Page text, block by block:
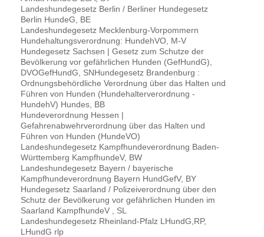
Landeshundegesetz Berlin / Berliner Hundegesetz
Berlin HundeG, BE
Landeshundegesetz Mecklenburg-Vorpommern
Hundehaltungsverordnung: HundehVO, M-V
Hundegesetz Sachsen | Gesetz zum Schutze der
Bevölkerung vor gefährlichen Hunden (GefHundG),
DVOGefHundG, SNHundegesetz Brandenburg :
Ordnungsbehördliche Verordnung über das Halten und
Führen von Hunden (Hundehalterverordnung -
HundehV) Hundes, BB
Hundeverordnung Hessen |
Gefahrenabwehrverordnung über das Halten und
Führen von Hunden (HundeVO)
Landeshundegesetz Kampfhundeverordnung Baden-
Württemberg KampfhundeV, BW
Landeshundegesetz Bayern / bayerische
Kampfhundeverordnung Bayern HundGefV, BY
Hundegesetz Saarland / Polizeiverordnung über den
Schutz der Bevölkerung vor gefährlichen Hunden im
Saarland KampfhundeV , SL
Landeshundegesetz Rheinland-Pfalz LHundG,RP,
LHundG rlp